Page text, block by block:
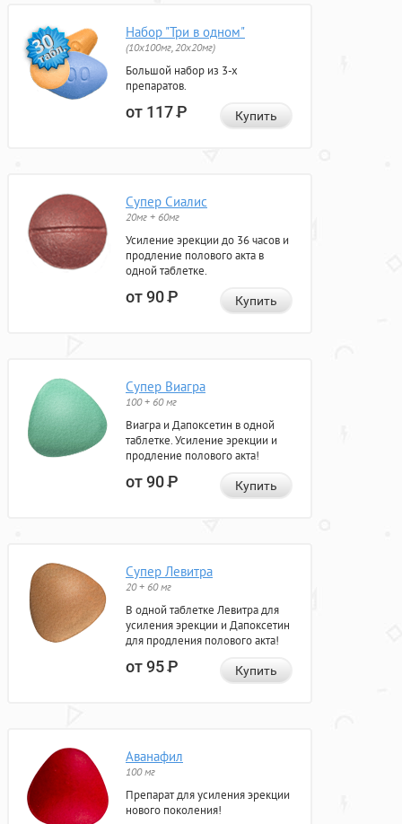
Набор "Три в одном"
(10x100мг, 20x20мг)
Большой набор из 3-х
препаратов.
от 117Р Купить
Супер Сиалис
20мг + 60мг
Усиление эрекции до 36 часов и
продление полового акта в
одной таблетке.
от 90Р Купить
Супер Виагра
100 + 60 мг
Виагра и Дапоксетин в одной
таблетке. Усиление эрекции и
продление полового акта!
от 90Р Купить
Супер Левитра
20 + 60 мг
В одной таблетке Левитра для
усиления эрекции и Дапоксетин
для продления полового акта!
от 95Р Купить
Аванафил
100 мг
Препарат для усиления эрекции
нового поколения!